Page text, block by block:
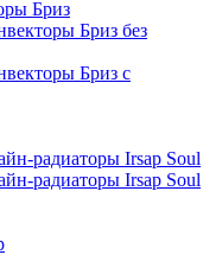
Бриз
Бриз без
Бриз с
радиаторы Irsap Soul
радиаторы Irsap Soul